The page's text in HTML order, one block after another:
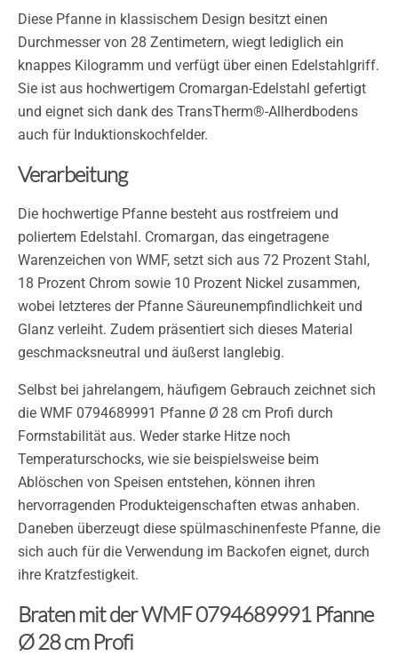
Diese Pfanne in klassischem Design besitzt einen
Durchmesser von 28 Zentimetern, wiegt lediglich ein
knappes Kilogramm und verfügt über einen Edelstahlgriff.
Sie ist aus hochwertigem Cromargan-Edelstahl gefertigt
und eignet sich dank des TransTherm®-Allherdbodens
auch für Induktionskochfelder.
Verarbeitung
Die hochwertige Pfanne besteht aus rostfreiem und
poliertem Edelstahl. Cromargan, das eingetragene
Warenzeichen von WMF, setzt sich aus 72 Prozent Stahl,
18 Prozent Chrom sowie 10 Prozent Nickel zusammen,
wobei letzteres der Pfanne Säureunempfindlichkeit und
Glanz verleiht. Zudem präsentiert sich dieses Material
geschmacksneutral und äußerst langlebig.
Selbst bei jahrelangem, häufigem Gebrauch zeichnet sich
die WMF 0794689991 Pfanne Ø 28 cm Profi durch
Formstabilität aus. Weder starke Hitze noch
Temperaturschocks, wie sie beispielsweise beim
Ablöschen von Speisen entstehen, können ihren
hervorragenden Produkteigenschaften etwas anhaben.
Daneben überzeugt diese spülmaschinenfeste Pfanne, die
sich auch für die Verwendung im Backofen eignet, durch
ihre Kratzfestigkeit.
Braten mit der WMF 0794689991 Pfanne
Ø 28 cm Profi